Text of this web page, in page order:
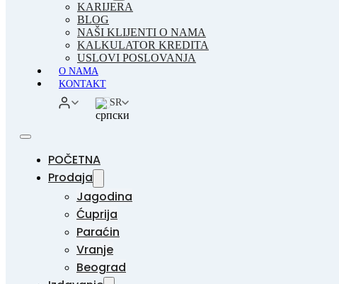
KARIJERA
BLOG
NAŠI KLIJENTI O NAMA
KALKULATOR KREDITA
USLOVI POSLOVANJA
O NAMA
KONTAKT
SR
POČETNA
Prodaja
Jagodina
Ćuprija
Paraćin
Vranje
Beograd